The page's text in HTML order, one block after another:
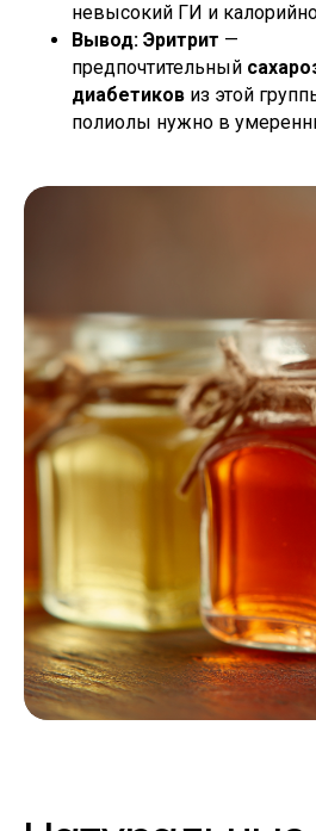
невысокий ГИ и
Вывод: Эритрит —
предпочтительный
диабетиков из этой
полиолы нужно в